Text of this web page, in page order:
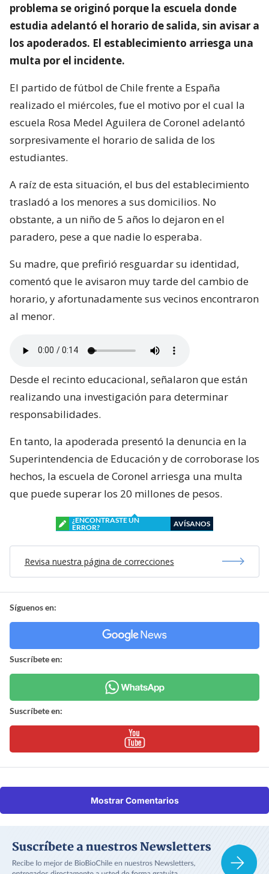
problema se originó porque la escuela donde
estudia adelantó el horario de salida, sin avisar a
los apoderados. El establecimiento arriesga una
multa por el incidente.
El partido de fútbol de Chile frente a España
realizado el miércoles, fue el motivo por el cual la
escuela Rosa Medel Aguilera de Coronel adelantó
sorpresivamente el horario de salida de los
estudiantes.
A raíz de esta situación, el bus del establecimiento
trasladó a los menores a sus domicilios. No
obstante, a un niño de 5 años lo dejaron en el
paradero, pese a que nadie lo esperaba.
Su madre, que prefirió resguardar su identidad,
comentó que le avisaron muy tarde del cambio de
horario, y afortunadamente sus vecinos encontraron
al menor.
Desde el recinto educacional, señalaron que están
realizando una investigación para determinar
responsabilidades.
En tanto, la apoderada presentó la denuncia en la
Superintendencia de Educación y de corroborase los
hechos, la escuela de Coronel arriesga una multa
que puede superar los 20 millones de pesos.
¿ENCONTRASTE UN
ERROR?
AVÍSANOS
Revisa nuestra página de correcciones
Síguenos en:
Suscríbete en:
Suscríbete en:
Mostrar Comentarios